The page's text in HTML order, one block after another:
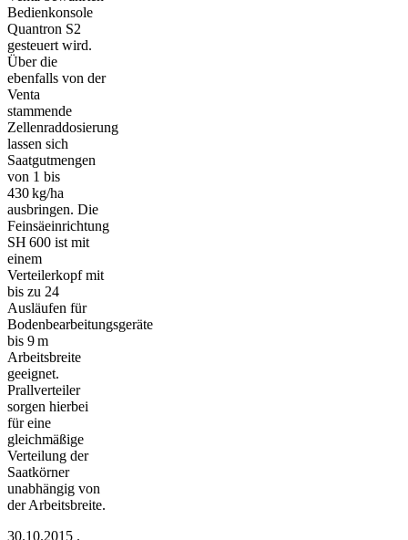
Bedienkonsole
Quantron S2
gesteuert wird.
Über die
ebenfalls von der
Venta
stammende
Zellenraddosierung
lassen sich
Saatgutmengen
von 1 bis
430 kg/ha
ausbringen. Die
Feinsäeinrichtung
SH 600 ist mit
einem
Verteilerkopf mit
bis zu 24
Ausläufen für
Bodenbearbeitungsgeräte
bis 9 m
Arbeitsbreite
geeignet.
Prallverteiler
sorgen hierbei
für eine
gleichmäßige
Verteilung der
Saatkörner
unabhängig von
der Arbeitsbreite.
30.10.2015 .